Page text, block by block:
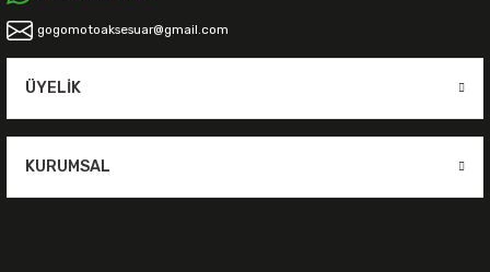
gogomotoaksesuar@gmail.com
ÜYELIK
KURUMSAL